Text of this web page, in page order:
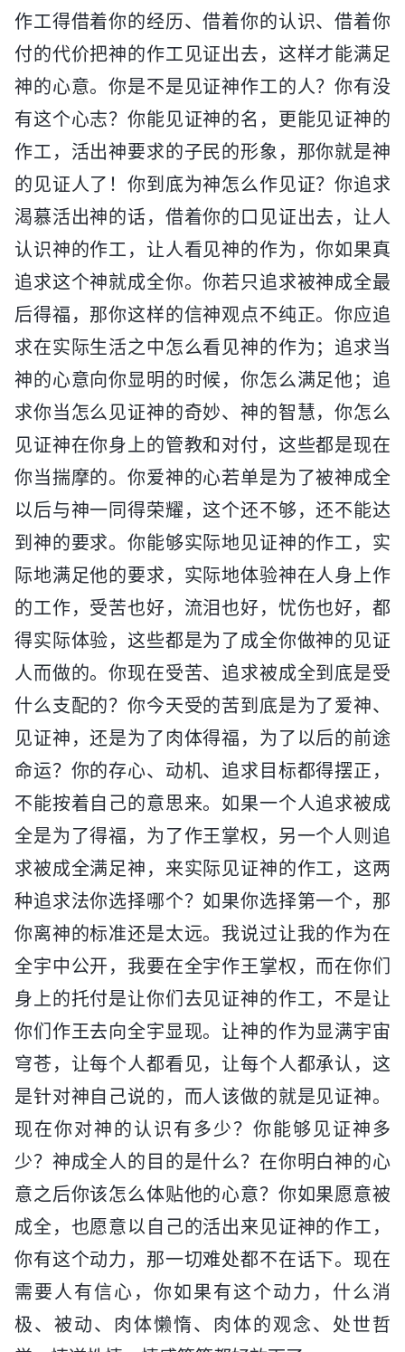
作工得借着你的经历、借着你的认识、借着你
付的代价把神的作工见证出去，这样才能满足
神的心意。你是不是见证神作工的人？你有没
有这个心志？你能见证神的名，更能见证神的
作工，活出神要求的子民的形象，那你就是神
的见证人了！你到底为神怎么作见证？你追求
渴慕活出神的话，借着你的口见证出去，让人
认识神的作工，让人看见神的作为，你如果真
追求这个神就成全你。你若只追求被神成全最
后得福，那你这样的信神观点不纯正。你应追
求在实际生活之中怎么看见神的作为；追求当
神的心意向你显明的时候，你怎么满足他；追
求你当怎么见证神的奇妙、神的智慧，你怎么
见证神在你身上的管教和对付，这些都是现在
你当揣摩的。你爱神的心若单是为了被神成全
以后与神一同得荣耀，这个还不够，还不能达
到神的要求。你能够实际地见证神的作工，实
际地满足他的要求，实际地体验神在人身上作
的工作，受苦也好，流泪也好，忧伤也好，都
得实际体验，这些都是为了成全你做神的见证
人而做的。你现在受苦、追求被成全到底是受
什么支配的？你今天受的苦到底是为了爱神、
见证神，还是为了肉体得福，为了以后的前途
命运？你的存心、动机、追求目标都得摆正，
不能按着自己的意思来。如果一个人追求被成
全是为了得福，为了作王掌权，另一个人则追
求被成全满足神，来实际见证神的作工，这两
种追求法你选择哪个？如果你选择第一个，那
你离神的标准还是太远。我说过让我的作为在
全宇中公开，我要在全宇作王掌权，而在你们
身上的托付是让你们去见证神的作工，不是让
你们作王去向全宇显现。让神的作为显满宇宙
穹苍，让每个人都看见，让每个人都承认，这
是针对神自己说的，而人该做的就是见证神。
现在你对神的认识有多少？你能够见证神多
少？神成全人的目的是什么？在你明白神的心
意之后你该怎么体贴他的心意？你如果愿意被
成全，也愿意以自己的活出来见证神的作工，
你有这个动力，那一切难处都不在话下。现在
需要人有信心，你如果有这个动力，什么消
极、被动、肉体懒惰、肉体的观念、处世哲